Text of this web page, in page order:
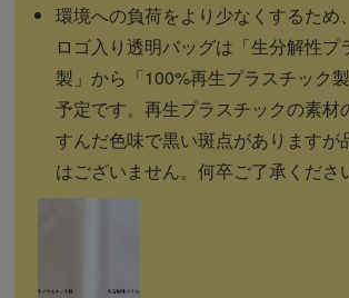
環境への負荷をより少なくするため
ロゴ入り透明バッグは「生分解性プ
製」から「100%再生プラスチック
予定です。再生プラスチックの素材
すんだ色味で黒い斑点がありますが
はございません。何卒ご了承くださ